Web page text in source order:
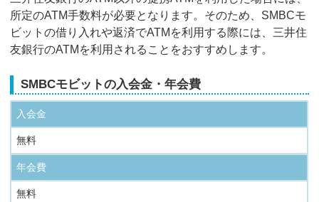
所定のATM手数料が必要となります。そのため、SMBCモ
ビットの借り入れや返済でATMを利用する際には、三井住
友銀行のATMを利用されることをおすすめします。
SMBCモビットの入会金・年会費
入会金
無料
年会費
無料